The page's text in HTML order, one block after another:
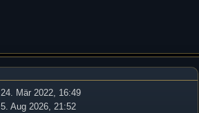
24. Mär 2022, 16:49
5. Aug 2026, 21:52